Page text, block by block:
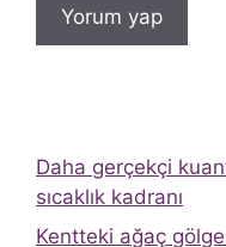
Daha gerçekçi
sıcaklık kadranı
Kentteki ağaç